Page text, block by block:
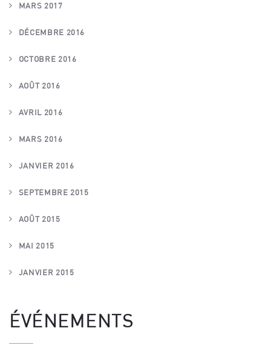
MARS 2017
DÉCEMBRE 2016
OCTOBRE 2016
AOÛT 2016
AVRIL 2016
MARS 2016
JANVIER 2016
SEPTEMBRE 2015
AOÛT 2015
MAI 2015
JANVIER 2015
ÉVÉNEMENTS